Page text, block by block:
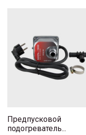
Предпусковой
подогреватель...